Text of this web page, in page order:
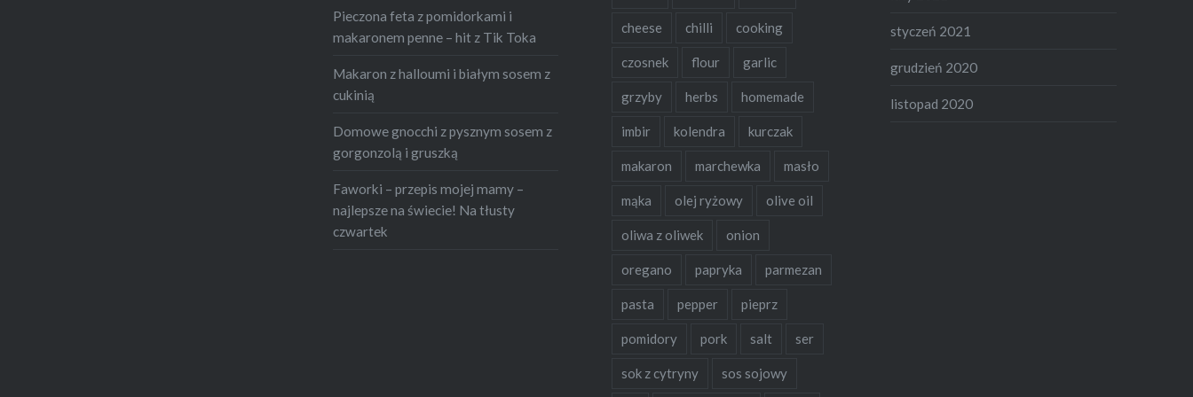
Pieczona feta z pomidorkami i
makaronem penne – hit z Tik Toka
Makaron z halloumi i białym sosem z
cukinią
Domowe gnocchi z pysznym sosem z
gorgonzolą i gruszką
Faworki – przepis mojej mamy –
najlepsze na świecie! Na tłusty
czwartek
cheese chilli cooking
czosnek flour garlic
grzyby herbs homemade
imbir kolendra kurczak
makaron marchewka masło
mąka olej ryżowy olive oil
oliwa z oliwek onion
oregano papryka parmezan
pasta pepper pieprz
pomidory pork salt ser
sok z cytryny sos sojowy
styczeń 2021
grudzień 2020
listopad 2020